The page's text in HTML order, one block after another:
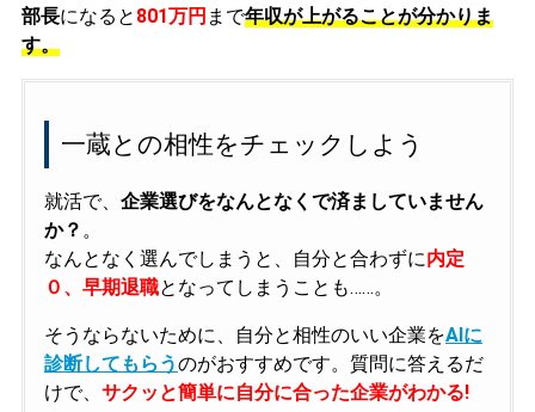
部長になると 801万円 まで年収が上がることが分かりま
す。
一蔵との相性をチェックしよう
就活で、 企業選びをなんとなくで済ましていません
か？ 。
なんとなく選んでしまうと、自分と合わずに内定
０、早期退職となってしまうことも……。
そうならないために、自分と相性のいい企業をAIに
診断してもらうのがおすすめです。質問に答えるだ
けで、 サクッと簡単に自分に合った企業がわかる!